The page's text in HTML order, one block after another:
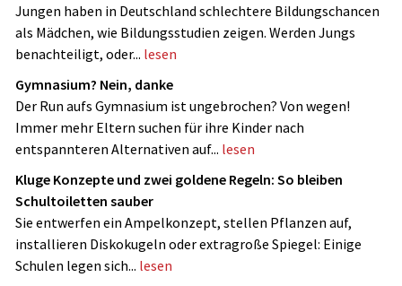
Jungen haben in Deutschland schlechtere Bildungschancen
als Mädchen, wie Bildungsstudien zeigen. Werden Jungs
benachteiligt, oder... lesen
Gymnasium? Nein, danke
Der Run aufs Gymnasium ist ungebrochen? Von wegen!
Immer mehr Eltern suchen für ihre Kinder nach
entspannteren Alternativen auf... lesen
Kluge Konzepte und zwei goldene Regeln: So bleiben
Schultoiletten sauber
Sie entwerfen ein Ampelkonzept, stellen Pflanzen auf,
installieren Diskokugeln oder extragroße Spiegel: Einige
Schulen legen sich... lesen